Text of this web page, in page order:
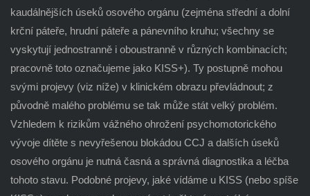
kaudálnějších úseků osového orgánu (zejména střední a dolní
krční páteře, hrudní páteře a pánevního kruhu; všechny se
vyskytují jednostranně i oboustranně v různých kombinacích;
pracovně toto označujeme jako KISS+). Ty postupně mohou
svými projevy (viz níže) v klinickém obrazu převládnout; z
původně malého problému se tak může stát velký problém.
Vzhledem k rizikům vážného ohrožení psychomotorického
vývoje dítěte s nevyřešenou blokádou CCJ a dalších úseků
osového orgánu je nutná časná a správná diagnostika a léčba
tohoto stavu. Podobné projevy, jaké vídáme u KISS (nebo spíše